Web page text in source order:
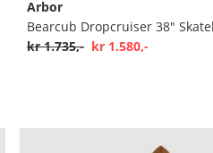
Arbor
Bearcub Dropcruiser 38"
kr 1.735,- kr 1.580,-